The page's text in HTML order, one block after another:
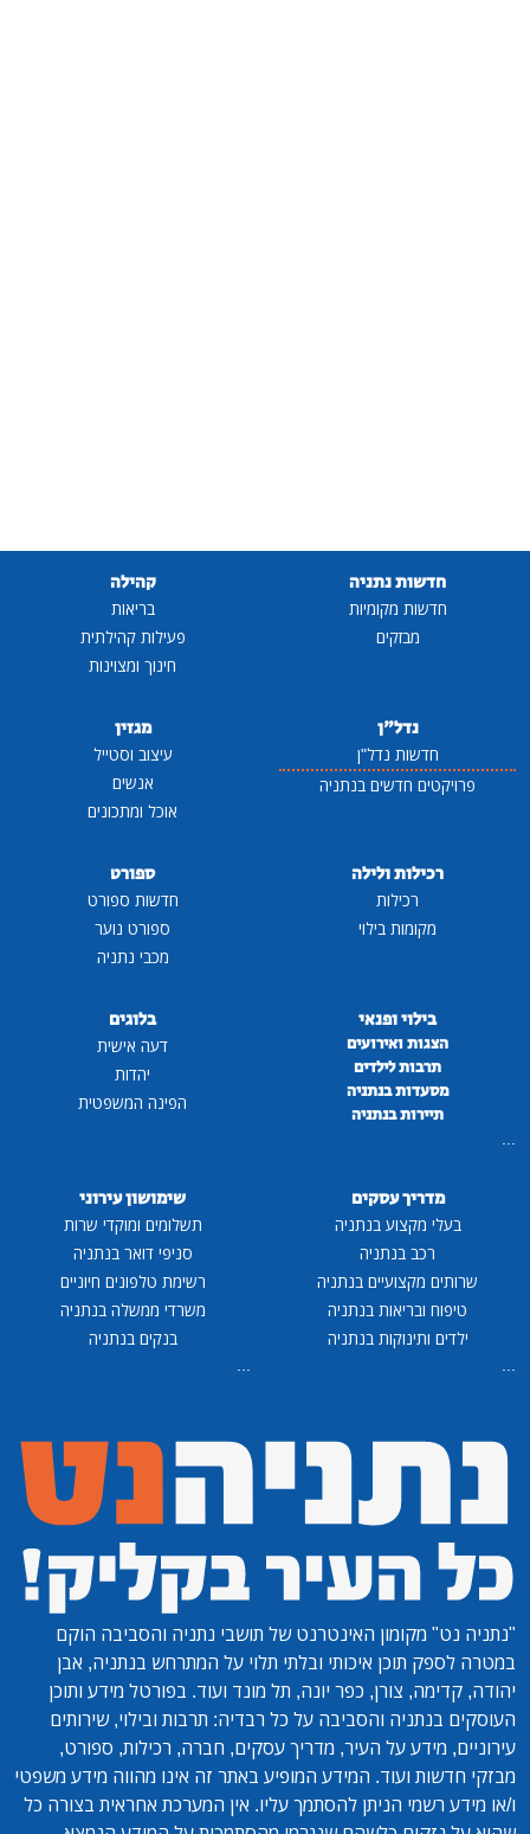
חדשות נתניה
חדשות מקומיות
מבזקים
קהילה
בריאות
פעילות קהילתית
חינוך ומצוינות
נדל"ן
חדשות נדל"ן
פרויקטים חדשים בנתניה
מגזין
עיצוב וסטייל
אנשים
אוכל ומתכונים
רכילות ולילה
רכילות
מקומות בילוי
ספורט
חדשות ספורט
ספורט נוער
מכבי נתניה
בילוי ופנאי
הצגות ואירועים
תרבות לילדים
מסעדות בנתניה
תיירות בנתניה
...
בלוגים
דעה אישית
יהדות
הפינה המשפטית
מדריך עסקים
בעלי מקצוע בנתניה
רכב בנתניה
שרותים מקצועיים בנתניה
טיפוח ובריאות בנתניה
ילדים ותינוקות בנתניה
...
שימושון עירוני
תשלומים ומוקדי שרות
סניפי דואר בנתניה
רשימת טלפונים חיוניים
משרדי ממשלה בנתניה
בנקים בנתניה
...
"נתניה נט" מקומון האינטרנט של תושבי נתניה והסביבה הוקם
במטרה לספק תוכן איכותי ובלתי תלוי על המתרחש בנתניה, אבן
יהודה, קדימה, צורן, כפר יונה, תל מונד ועוד. בפורטל מידע ותוכן
העוסקים בנתניה והסביבה על כל רבדיה: תרבות ובילוי, שירותים
עירוניים, מידע על העיר, מדריך עסקים, חברה, רכילות, ספורט,
מבזקי חדשות ועוד. המידע המופיע באתר זה אינו מהווה מידע משפטי
ו/או מידע רשמי הניתן להסתמך עליו. אין המערכת אחראית בצורה כל